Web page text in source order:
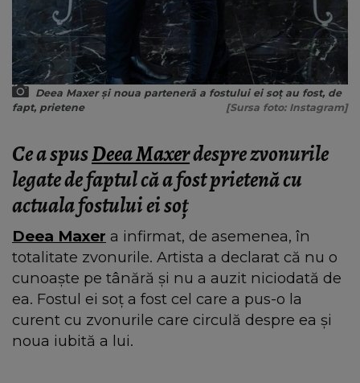
Deea Maxer și noua parteneră a fostului ei soț au fost, de
fapt, prietene
[Sursa foto: Instagram]
Ce a spusDeea Maxerdespre zvonurile
legate de faptul că a fost prietenă cu
actuala fostului ei soț
Deea Maxer a infirmat, de asemenea, în
totalitate zvonurile. Artista a declarat că nu o
cunoaște pe tânără și nu a auzit niciodată de
ea. Fostul ei soț a fost cel care a pus-o la
curent cu zvonurile care circulă despre ea și
noua iubită a lui.